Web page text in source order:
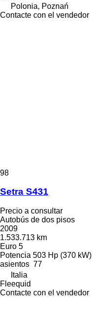
Polonia, Poznań
Contacte con el vendedor
98
Setra S431
Precio a consultar
Autobús de dos pisos
2009
1.533.713 km
Euro 5
Potencia 503 Hp (370 kW)
asientos 77
Italia
Fleequid
Contacte con el vendedor